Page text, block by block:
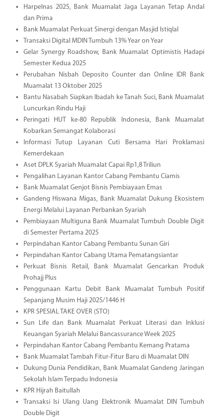
Harpelnas 2025, Bank Muamalat Jaga Layanan Tetap Andal
dan Prima
Bank Muamalat Perkuat Sinergi dengan Masjid Istiqlal
Transaksi Digital MDIN Tumbuh 13% Year on Year
Gelar Synergy Roadshow, Bank Muamalat Optimistis Hadapi
Semester Kedua 2025
Perubahan Nisbah Deposito Counter dan Online IDR Bank
Muamalat 13 Oktober 2025
Bantu Nasabah Siapkan Ibadah ke Tanah Suci, Bank Muamalat
Luncurkan Rindu Haji
Peringati HUT ke-80 Republik Indonesia, Bank Muamalat
Kobarkan Semangat Kolaborasi
Informasi Tutup Layanan Cuti Bersama Hari Proklamasi
Kemerdekaan
Aset DPLK Syariah Muamalat Capai Rp1,8 Triliun
Pengalihan Layanan Kantor Cabang Pembantu Ciamis
Bank Muamalat Genjot Bisnis Pembiayaan Emas
Gandeng Hiswana Migas, Bank Muamalat Dukung Ekosistem
Energi Melalui Layanan Perbankan Syariah
Pembiayaan Multiguna Bank Muamalat Tumbuh Double Digit
di Semester Pertama 2025
Perpindahan Kantor Cabang Pembantu Sunan Giri
Perpindahan Kantor Cabang Utama Pematangsiantar
Perkuat Bisnis Retail, Bank Muamalat Gencarkan Produk
Prohajj Plus
Penggunaan Kartu Debit Bank Muamalat Tumbuh Positif
Sepanjang Musim Haji 2025/1446 H
KPR SPESIAL TAKE OVER (STO)
Sun Life dan Bank Muamalat Perkuat Literasi dan Inklusi
Keuangan Syariah Melalui Bancassurance Week 2025
Perpindahan Kantor Cabang Pembantu Kemang Pratama
Bank Muamalat Tambah Fitur-Fitur Baru di Muamalat DIN
Dukung Dunia Pendidikan, Bank Muamalat Gandeng Jaringan
Sekolah Islam Terpadu Indonesia
KPR Hijrah Baitullah
Transaksi Isi Ulang Uang Elektronik Muamalat DIN Tumbuh
Double Digit